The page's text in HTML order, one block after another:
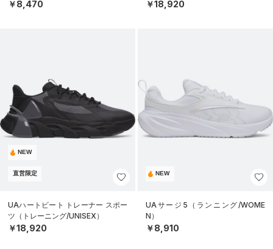
￥8,470 ￥18,920
NEW
直営限定
UAハートビート トレーナー スポー
ツ（トレーニング/UNISEX）
￥18,920
NEW
UAサージ5（ランニング/WOME
N）
￥8,910